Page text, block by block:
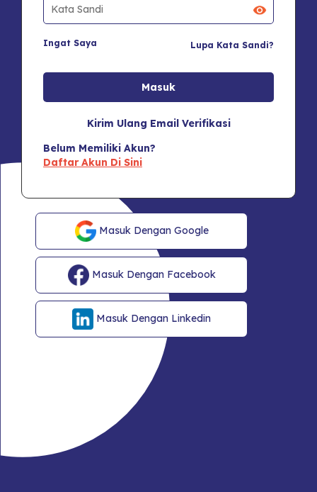
Ingat Saya Lupa Kata Sandi?
Kirim Ulang Email Verifikasi
Belum Memiliki Akun?
Daftar Akun Di Sini
Masuk Dengan Google
Masuk Dengan Facebook
Masuk Dengan Linkedin